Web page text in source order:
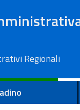
Regionali